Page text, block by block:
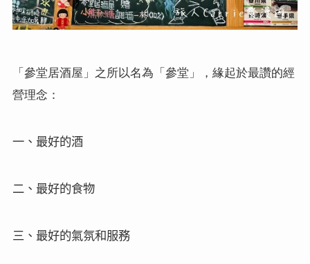
「參堂居酒屋」之所以名為「參堂」，緣起於最讚的經
營理念：
一、最好的酒
二、最好的食物
三、最好的氣氛和服務